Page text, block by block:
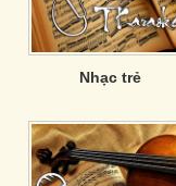
Nhạc trẻ